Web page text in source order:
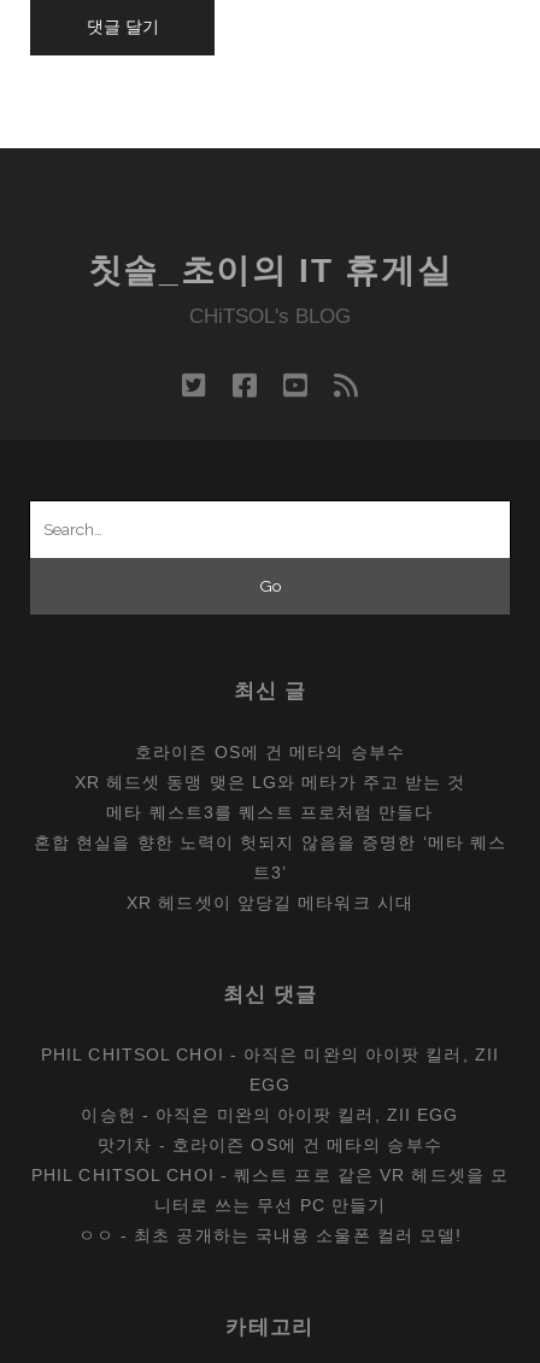
칫솔_초이의 IT 휴게실
CHiTSOL's BLOG
twitterfacebook
youtube
rss
최신 글
호라이즌 OS에 건 메타의 승부수
XR 헤드셋 동맹 맺은 LG와 메타가 주고 받는 것
메타 퀘스트3를 퀘스트 프로처럼 만들다
혼합 현실을 향한 노력이 헛되지 않음을 증명한 ‘메타 퀘스
트3’
XR 헤드셋이 앞당길 메타워크 시대
최신 댓글
PHIL CHITSOL CHOI - 아직은 미완의 아이팟 킬러, ZII
EGG
이승헌 - 아직은 미완의 아이팟 킬러, ZII EGG
맛기차 - 호라이즌 OS에 건 메타의 승부수
PHIL CHITSOL CHOI -퀘스트 프로 같은 VR 헤드셋을 모
니터로 쓰는 무선 PC 만들기
ㅇㅇ - 최초 공개하는 국내용 소울폰 컬러 모델!
카테고리